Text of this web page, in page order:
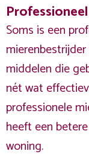
Soms is een
middelen die
nét wat
professionele
heeft een
woning.